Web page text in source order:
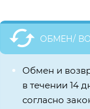
ОБМЕН/
Обмен и
в течении 14
согласно